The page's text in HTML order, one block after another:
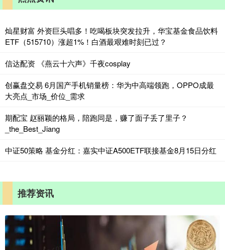
灿星财富 外资巨头唱多！吃喝板块突发拉升，华宝基金食品饮料
ETF（515710）涨超1%！白酒最艰难时刻已过？
信达配资 《燕云十六声》千夜cosplay
创赢盘交易 6月国产手机销量榜：华为中高端领跑，OPPO成最
大亮点_市场_价位_需求
期配宝 赵丽颖的格局，陪跑同是，赚了面子丢了里子？
_the_Best_Jiang
中证50策略 基金分红：嘉实中证A500ETF联接基金8月15日分红
推荐资讯